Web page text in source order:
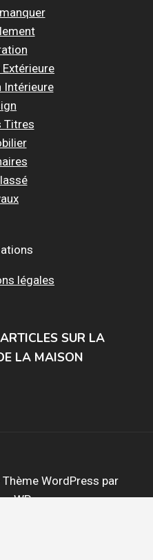
Intérieure
Titres
légales
SUR LA
LA MAISON
WordPress par
WP